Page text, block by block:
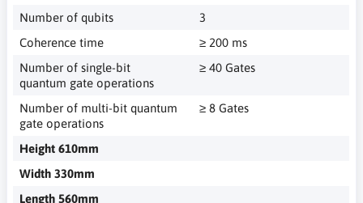
Number of qubits
3
Coherence time
≥ 200 ms
Number of single-bit
quantum gate operations
≥ 40 Gates
Number of multi-bit quantum
gate operations
≥ 8 Gates
Height 610mm
Width 330mm
Length 560mm